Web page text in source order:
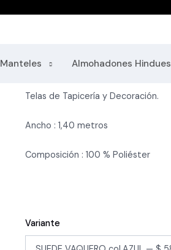
Manteles Almohadones Hindues
Telas de Tapicería y Decoración.
Ancho : 1,40 metros
Composición : 100 % Poliéster
Variante